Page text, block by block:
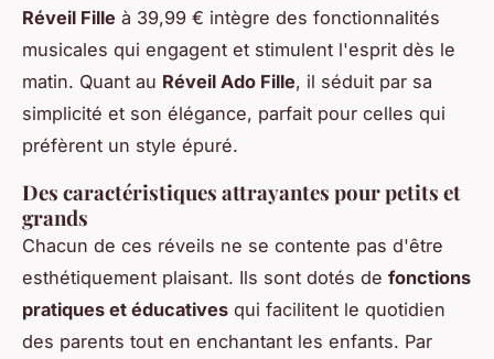
Réveil Fille à 39,99 € intègre des fonctionnalités
musicales qui engagent et stimulent l'esprit dès le
matin. Quant au Réveil Ado Fille, il séduit par sa
simplicité et son élégance, parfait pour celles qui
préfèrent un style épuré.
Des caractéristiques attrayantes pour petits et
grands
Chacun de ces réveils ne se contente pas d'être
esthétiquement plaisant. Ils sont dotés de fonctions
pratiques et éducatives qui facilitent le quotidien
des parents tout en enchantant les enfants. Par